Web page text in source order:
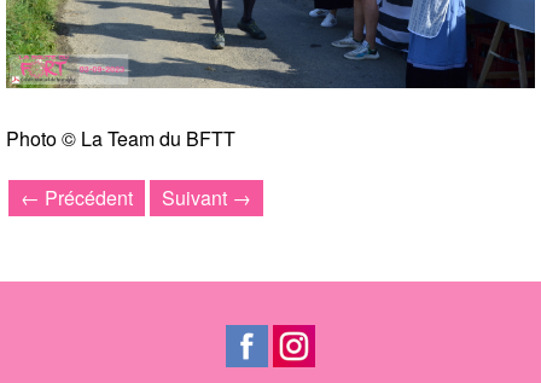
Photo © La Team du BFTT
← Précédent Suivant →